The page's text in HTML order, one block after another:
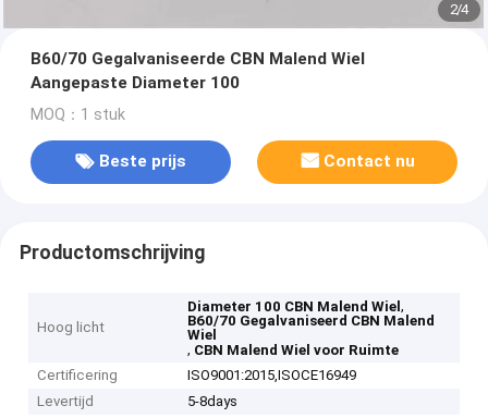
2/4
B60/70 Gegalvaniseerde CBN Malend Wiel
Aangepaste Diameter 100
MOQ：1 stuk
Beste prijs Contact nu
Productomschrijving
Hoog licht
Diameter 100 CBN Malend Wiel,
B60/70 Gegalvaniseerd CBN Malend
Wiel
, CBN Malend Wiel voor Ruimte
Certificering
ISO9001:2015,ISOCE16949
Levertijd
5-8days